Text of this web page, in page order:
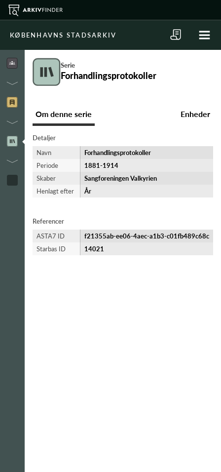
KØBENHAVNS STADSARKIV
Serie
Forhandlingsprotokoller
Om denne serie Enheder
Detaljer
Navn
Forhandlingsprotokoller
Periode
1881-​1914
Skaber
Sangforeningen Valkyrien
Henlagt efter
År
Referencer
ASTA7 ID
f21355ab-ee06-4aec-a1b3-c01fb489c68c
Starbas ID
14021